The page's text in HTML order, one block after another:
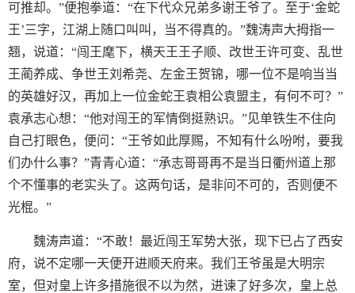
可推却。”便抱拳道：“在下代众兄弟多谢王爷了。至于‘金蛇
王’三字，江湖上随口叫叫，当不得真的。”魏涛声大拇指一
翘，说道：“闯王麾下，横天王王子顺、改世王许可变、乱世
王蔺养成、争世王刘希尧、左金王贺锦，哪一位不是响当当
的英雄好汉，再加上一位金蛇王袁相公袁盟主，有何不可？”
袁承志心想：“他对闯王的军情倒挺熟识。”见单铁生不住向
自己打眼色，便问：“王爷如此厚赐，不知有什么吩咐，要我
们办什么事？”青青心道：“承志哥哥再不是当日衢州道上那
个不懂事的老实头了。这两句话，是非问不可的，否则便不
光棍。”
魏涛声道：“不敢！最近闯王军势大张，现下已占了西安
府，说不定哪一天便开进顺天府来。我们王爷虽是大明宗
室，但对皇上许多措施很不以为然，进谏了好多次，皇上总